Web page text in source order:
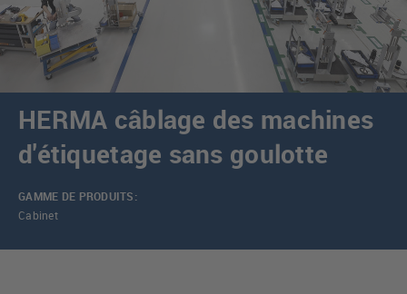
HERMA câblage des machines
d'étiquetage sans goulotte
GAMME DE PRODUITS:
Cabinet